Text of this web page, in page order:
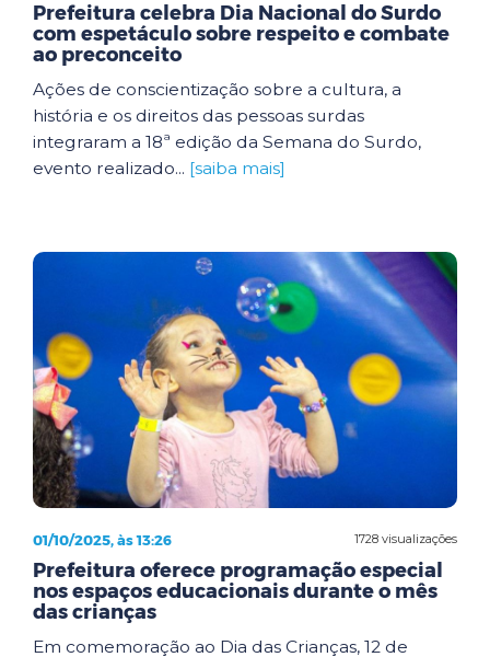
Prefeitura celebra Dia Nacional do Surdo
com espetáculo sobre respeito e combate
ao preconceito
Ações de conscientização sobre a cultura, a
história e os direitos das pessoas surdas
integraram a 18ª edição da Semana do Surdo,
evento realizado... [saiba mais]
1728 visualizações
01/10/2025, às 13:26
Prefeitura oferece programação especial
nos espaços educacionais durante o mês
das crianças
Em comemoração ao Dia das Crianças, 12 de